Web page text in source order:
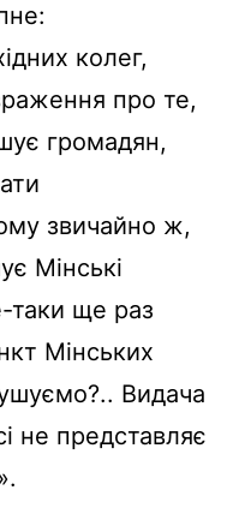
колег,
про те,
громадян,
звичайно ж,
Мінські
таки ще раз
Мінських
Видача
не представляє